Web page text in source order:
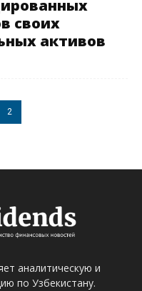
своих
активов
2
аналитическую и
по Узбекистану.